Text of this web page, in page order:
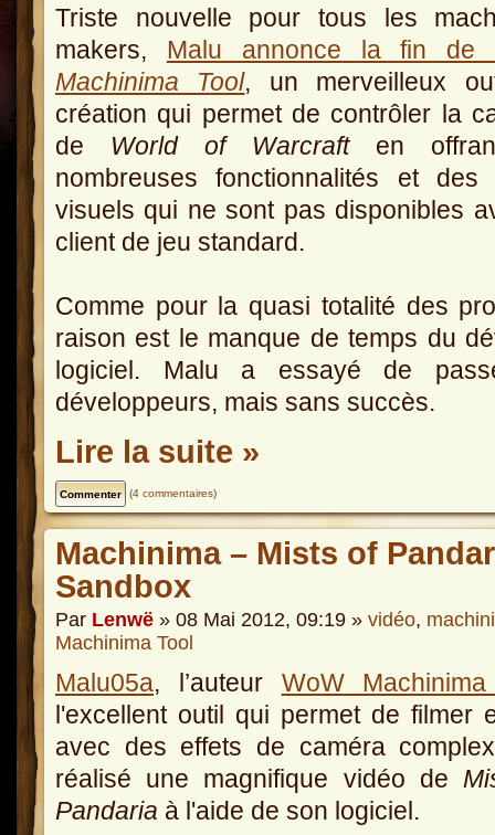
Triste nouvelle pour tous les
makers, Malu annonce la fin de
Machinima Tool, un merveilleux
création qui permet de contrôler la
de World of Warcraften
nombreuses fonctionnalités et des
visuels qui ne sont pas disponibles
client de jeu standard.
Comme pour la quasi totalité des
raison est le manque de temps du
logiciel. Malu a essayé de
développeurs, mais sans succès.
Lire la suite »
(4 commentaires)
Machinima – Mists of
Sandbox
Par Lenwë » 08 Mai 2012, 09:19 » vidéo,
Machinima Tool
Malu05a, l’auteur WoW
l'excellent outil qui permet de filmer
avec des effets de caméra
réalisé une magnifique vidéo de
Pandaria à l'aide de son logiciel.